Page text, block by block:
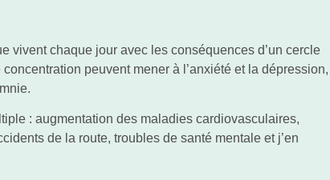
vivent chaque jour avec les conséquences d’un cercle
peuvent mener à l’anxiété et la dépression,
: augmentation des maladies cardiovasculaires,
de la route, troubles de santé mentale et j’en